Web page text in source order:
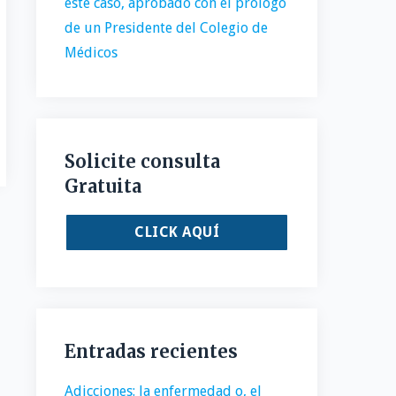
de un Presidente del Colegio de
Médicos
Solicite consulta
Gratuita
CLICK AQUÍ
Entradas recientes
Adicciones: la enfermedad o, el